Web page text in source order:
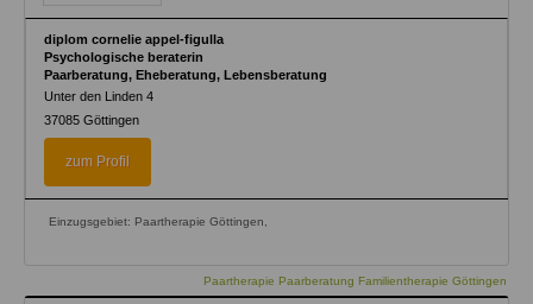
diplom cornelie appel-figulla
Psychologische beraterin
Paarberatung, Eheberatung, Lebensberatung
Unter den Linden 4
37085 Göttingen
zum Profil
Einzugsgebiet: Paartherapie Göttingen,
Paartherapie Paarberatung Familientherapie Göttingen